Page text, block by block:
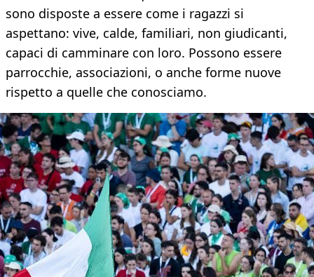
sono disposte a essere come i ragazzi si
aspettano: vive, calde, familiari, non giudicanti,
capaci di camminare con loro. Possono essere
parrocchie, associazioni, o anche forme nuove
rispetto a quelle che conosciamo.